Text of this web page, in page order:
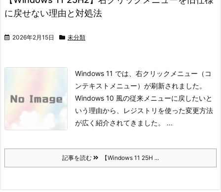
に戻せない理由と対処法
2026年2月15日 未分類
Windows 11 では、右クリックメニュー（コ
ンテキストメニュー）が刷新されました。
Windows 10 風の従来メニューに戻したいと
いう理由から、
レジストリを使った変更方法
が広く紹介されてきました。 ...
記事を読む 【Windows 11 25H ...